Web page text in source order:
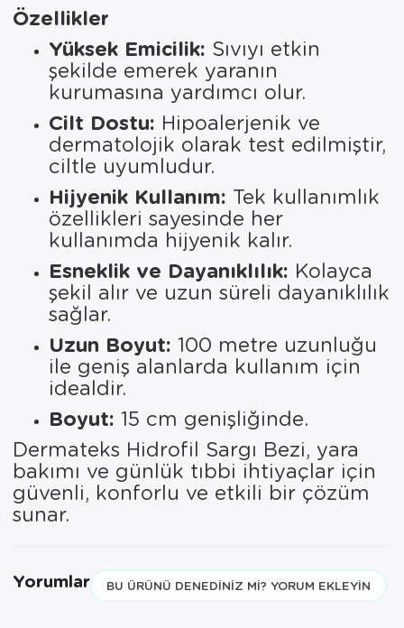
Özellikler
Yüksek Emicilik: Sıvıyı etkin
şekilde emerek yaranın
kurumasına yardımcı olur.
Cilt Dostu: Hipoalerjenik ve
dermatolojik olarak test edilmiştir,
ciltle uyumludur.
Hijyenik Kullanım: Tek kullanımlık
özellikleri sayesinde her
kullanımda hijyenik kalır.
Esneklik ve Dayanıklılık: Kolayca
şekil alır ve uzun süreli dayanıklılık
sağlar.
Uzun Boyut: 100 metre uzunluğu
ile geniş alanlarda kullanım için
idealdir.
Boyut: 15 cm genişliğinde.
Dermateks Hidrofil Sargı Bezi, yara
bakımı ve günlük tıbbi ihtiyaçlar için
güvenli, konforlu ve etkili bir çözüm
sunar.
Yorumlar BU ÜRÜNÜ DENEDINIZ MI? YORUM EKLEYIN